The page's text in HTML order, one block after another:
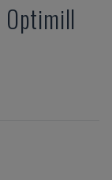
Optimill